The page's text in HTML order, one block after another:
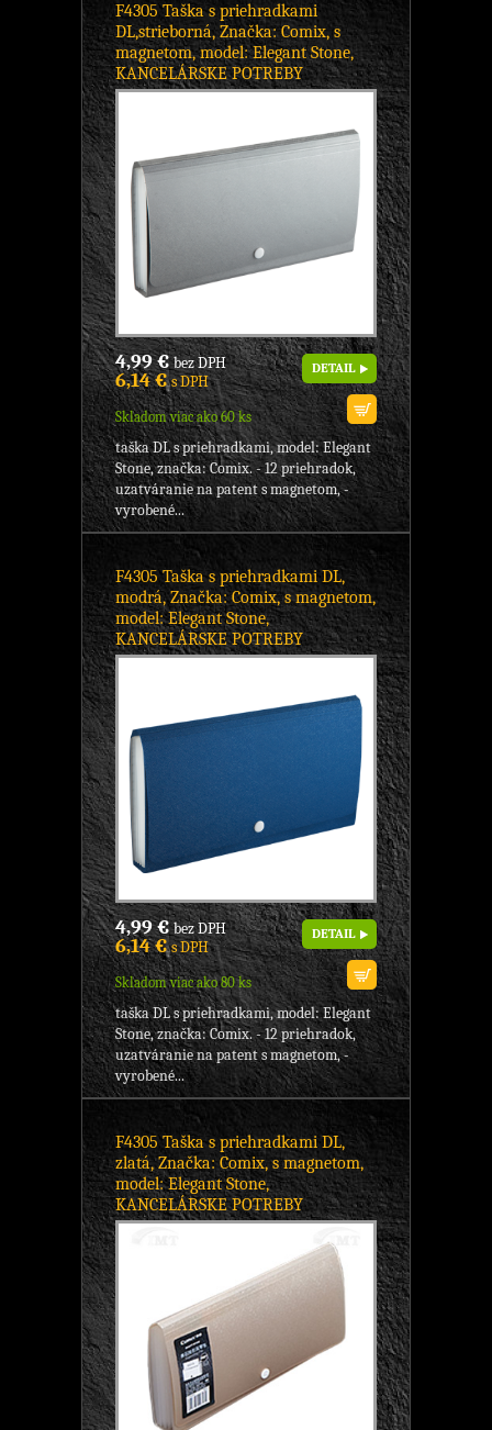
F4305 Taška s priehradkami
DL,strieborná, Značka: Comix, s
magnetom, model: Elegant Stone,
KANCELÁRSKE POTREBY
4,99 €bez DPH
6,14 €s DPH
Skladom viac ako 60 ks
DETAIL
taška DL s priehradkami, model: Elegant
Stone, značka: Comix. - 12 priehradok,
uzatváranie na patent s magnetom, -
vyrobené...
F4305 Taška s priehradkami DL,
modrá, Značka: Comix, s magnetom,
model: Elegant Stone,
KANCELÁRSKE POTREBY
4,99 €bez DPH
6,14 €s DPH
Skladom viac ako 80 ks
DETAIL
taška DL s priehradkami, model: Elegant
Stone, značka: Comix. - 12 priehradok,
uzatváranie na patent s magnetom, -
vyrobené...
F4305 Taška s priehradkami DL,
zlatá, Značka: Comix, s magnetom,
model: Elegant Stone,
KANCELÁRSKE POTREBY